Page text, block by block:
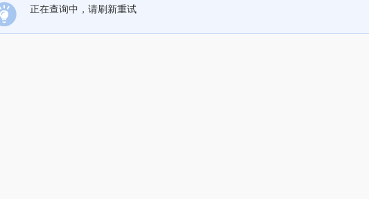
正在查询中，请刷新重试